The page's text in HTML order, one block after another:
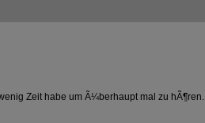
Zeit habe um Ã¼berhaupt mal zu hÃ¶ren.